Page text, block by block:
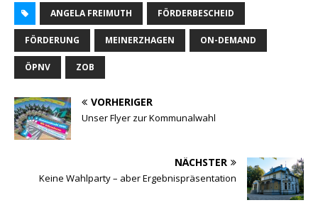
ANGELA FREIMUTH FÖRDERBESCHEID
FÖRDERUNG MEINERZHAGEN ON-DEMAND
ÖPNV ZOB
VORHERIGER
Unser Flyer zur Kommunalwahl
NÄCHSTER
Keine Wahlparty – aber Ergebnispräsentation